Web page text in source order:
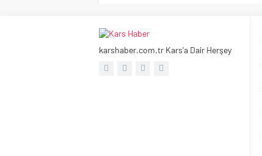
karshaber.com.tr Kars'a Dair Herşey